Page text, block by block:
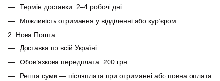
Термін доставки: 2–4 робочі дні
Можливість отримання у відділенні або кур’єром
2. Нова Пошта
Доставка по всій Україні
Обов’язкова передплата: 200 грн
Решта суми — післяплата при отриманні або повна оплата